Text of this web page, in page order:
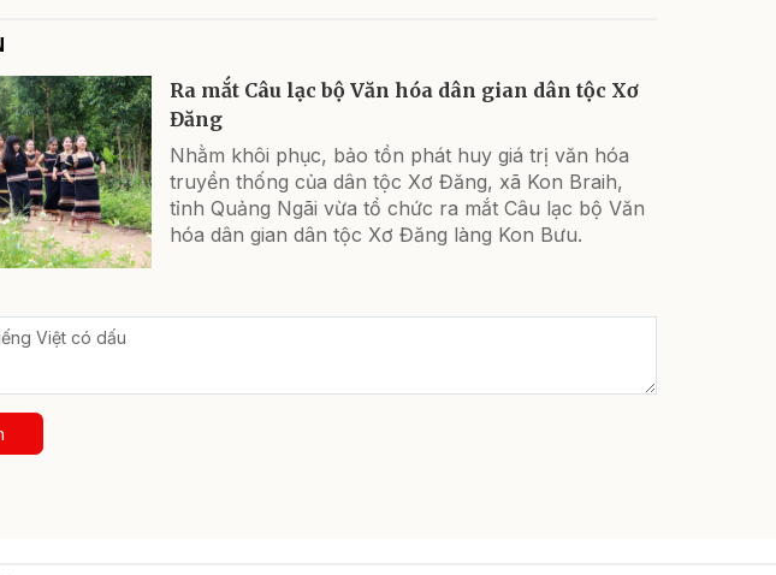
Ra mắt Câu lạc bộ Văn hóa dân gian dân tộc Xơ
Đăng
Nhằm khôi phục, bảo tồn phát huy giá trị văn hóa
truyền thống của dân tộc Xơ Đăng, xã Kon Braih,
tỉnh Quảng Ngãi vừa tổ chức ra mắt Câu lạc bộ Văn
hóa dân gian dân tộc Xơ Đăng làng Kon Bưu.